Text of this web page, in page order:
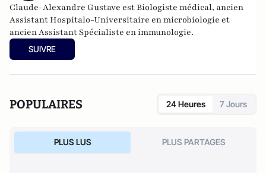
Claude-Alexandre Gustave est Biologiste médical, ancien
Assistant Hospitalo-Universitaire en microbiologie et
ancien Assistant Spécialiste en immunologie.
SUIVRE
POPULAIRES 24 Heures 7 Jours
PLUS LUS PLUS PARTAGES